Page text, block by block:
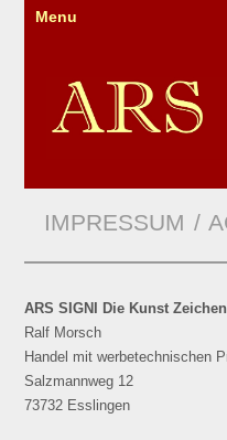
Menu
IMPRESSUM /
ARS SIGNI Die Kunst
Ralf Morsch
Handel mit werbetechnischen
Salzmannweg 12
73732 Esslingen